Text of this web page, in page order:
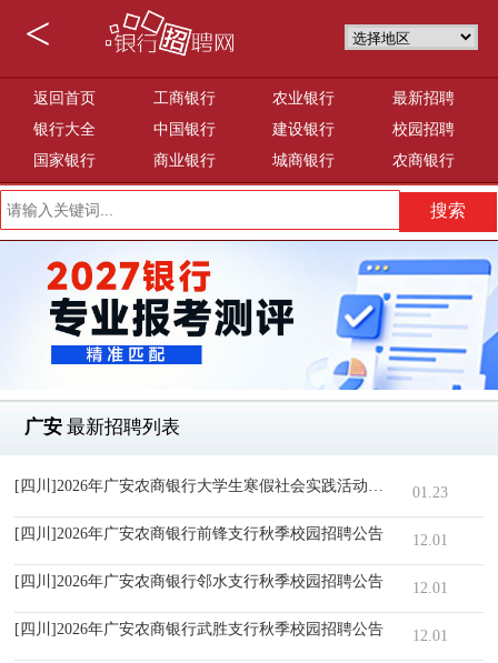
<
返回首页 工商银行 农业银行
最新招聘
银行大全
中国银行 建设银行
校园招聘
国家银行
商业银行 城商银行 农商银行
广安 最新招聘列表
[四川]2026年广安农商银行大学生寒假社会实践活动启事 01.23
[四川]2026年广安农商银行前锋支行秋季校园招聘公告 12.01
[四川]2026年广安农商银行邻水支行秋季校园招聘公告 12.01
[四川]2026年广安农商银行武胜支行秋季校园招聘公告 12.01